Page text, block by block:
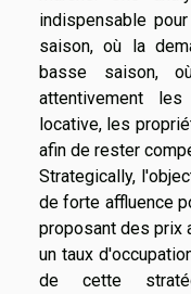
indispensable
saison, où la
basse saison,
attentivement
locative, les
afin de rester
Strategically,
de forte affluence
proposant des prix
un taux
de cette